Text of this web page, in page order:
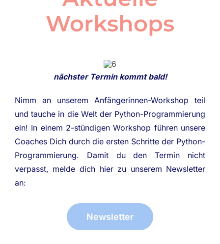
Workshops
nächster Termin kommt bald!
Nimm an unserem Anfängerinnen-Workshop teil
und tauche in die Welt der Python-Programmierung
ein! In einem 2-stündigen Workshop führen unsere
Coaches Dich durch die ersten Schritte der Python-
Programmierung. Damit du den Termin nicht
verpasst, melde dich hier zu unserem Newsletter
an:
Newsletter